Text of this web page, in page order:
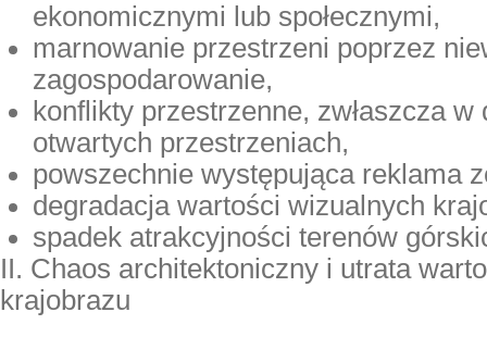
ekonomicznymi lub społecznymi,
marnowanie przestrzeni poprzez
zagospodarowanie,
konflikty przestrzenne, zwłaszcza
otwartych przestrzeniach,
powszechnie występująca reklama
degradacja wartości wizualnych
spadek atrakcyjności terenów
II. Chaos architektoniczny i utrata
krajobrazu